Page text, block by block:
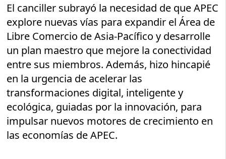
El canciller subrayó la necesidad de que APEC
explore nuevas vías para expandir el Área de
Libre Comercio de Asia-Pacífico y desarrolle
un plan maestro que mejore la conectividad
entre sus miembros. Además, hizo hincapié
en la urgencia de acelerar las
transformaciones digital, inteligente y
ecológica, guiadas por la innovación, para
impulsar nuevos motores de crecimiento en
las economías de APEC.